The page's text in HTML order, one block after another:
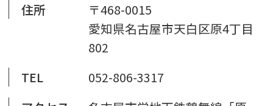
住所
〒468-0015
愛知県名古屋市天白区原4丁目
802
TEL
052-806-3317